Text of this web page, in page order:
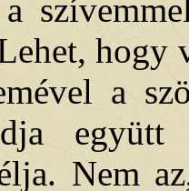
hogy
a
Nem